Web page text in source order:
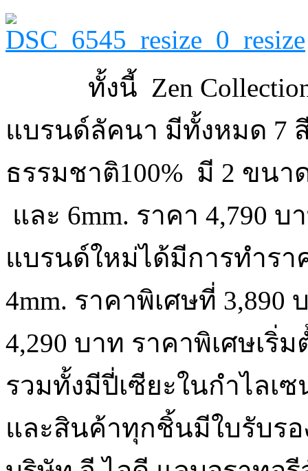
ทั้งนี้ Zen
แบรนด์ลัคนา มีทั้งหมด 7
ธรรมชาติ100% มี 2 ขนา
และ 6mm. ราคา 4,790
แบรนด์ใหม่ได้มีการทำรา
4mm. ราคาพิเศษที่ 3,890
4,290 บาท ราคาพิเศษเริ่
รวมทั้งมีปี่เซียะในกำไลเ
และสินค้าทุกชิ้นมีใบรับรอ